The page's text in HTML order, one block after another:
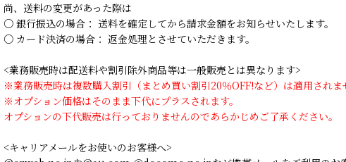
尚、送料の変更があった際は
○ 銀行振込の場合： 送料を確定してから請求金額をお知らせいたします。
○ カード決済の場合： 返金処理とさせていただきます。
<業務販売時は配送料や割引除外商品等は一般販売とは異なります>
※業務販売時は複数購入割引（まとめ買い割引20％OFF!など）は適用されま
※オプション価格はそのまま下代にプラスされます。
オプションの下代販売は行っておりませんのであらかじめご了承ください。
<キャリアメールをお使いのお客様へ>